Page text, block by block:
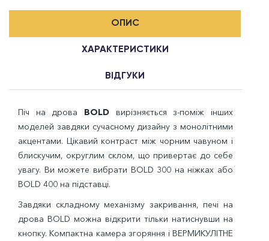
ОПИС
ХАРАКТЕРИСТИКИ
ВІДГУКИ
Піч на дрова BOLD вирізняється з-поміж інших
моделей завдяки сучасному дизайну з монолітними
акцентами. Цікавий контраст між чорним чавуном і
блискучим, округлим склом, що привертає до себе
увагу. Ви можете вибрати BOLD 300 на ніжках або
BOLD 400 на підставці.
Завдяки складному механізму закривання, печі на
дрова BOLD можна відкрити тільки натиснувши на
кнопку. Компактна камера згоряння і ВЕРМИКУЛІТНЕ